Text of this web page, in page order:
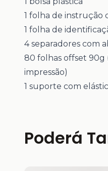
1 folha de instrução
1 folha de
4 separadores com
80 folhas offset 90g
impressão)
1 suporte com
Poderá